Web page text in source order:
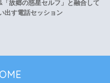
「故郷の惑星セルフ」と融合して
出す電話セッション